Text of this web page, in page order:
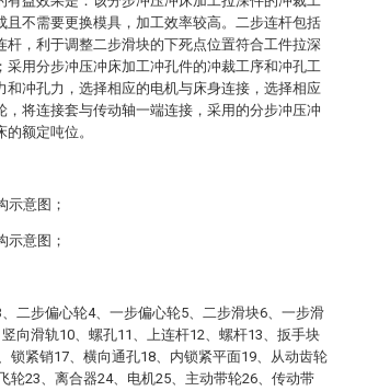
且不需要更换模具，加工效率较高。二步连杆包括
杆，利于调整二步滑块的下死点位置符合工件拉深
采用分步冲压冲床加工冲孔件的冲裁工序和冲孔工
和冲孔力，选择相应的电机与床身连接，选择相应
，将连接套与传动轴一端连接，采用的分步冲压冲
额定吨位。
示意图；
示意图；
二步偏心轮4、一步偏心轮5、二步滑块6、一步滑
向滑轨10、螺孔11、上连杆12、螺杆13、扳手块
锁紧销17、横向通孔18、内锁紧平面19、从动齿轮
轮23、离合器24、电机25、主动带轮26、传动带